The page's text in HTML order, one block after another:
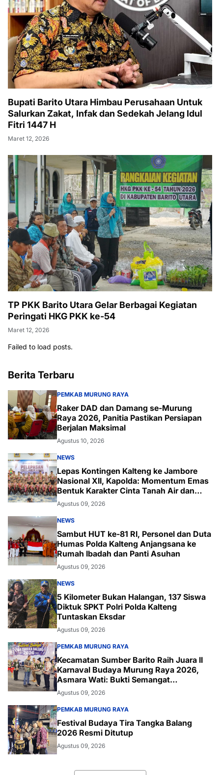
Bupati Barito Utara Himbau Perusahaan Untuk
Salurkan Zakat, Infak dan Sedekah Jelang Idul
Fitri 1447 H
Maret 12, 2026
TP PKK Barito Utara Gelar Berbagai Kegiatan
Peringati HKG PKK ke-54
Maret 12, 2026
Failed to load posts.
Berita Terbaru
PEMKAB MURUNG RAYA
Raker DAD dan Damang se-Murung
Raya 2026, Panitia Pastikan Persiapan
Berjalan Maksimal
Agustus 10, 2026
NEWS
Lepas Kontingen Kalteng ke Jambore
Nasional XII, Kapolda: Momentum Emas
Bentuk Karakter Cinta Tanah Air dan
Lingkungan
Agustus 09, 2026
NEWS
Sambut HUT ke-81 RI, Personel dan Duta
Humas Polda Kalteng Anjangsana ke
Rumah Ibadah dan Panti Asuhan
Agustus 09, 2026
NEWS
5 Kilometer Bukan Halangan, 137 Siswa
Diktuk SPKT Polri Polda Kalteng
Tuntaskan Eksdar
Agustus 09, 2026
PEMKAB MURUNG RAYA
Kecamatan Sumber Barito Raih Juara II
Karnaval Budaya Murung Raya 2026,
Asmara Wati: Bukti Semangat
Melestarikan Budaya
Agustus 09, 2026
PEMKAB MURUNG RAYA
Festival Budaya Tira Tangka Balang
2026 Resmi Ditutup
Agustus 09, 2026